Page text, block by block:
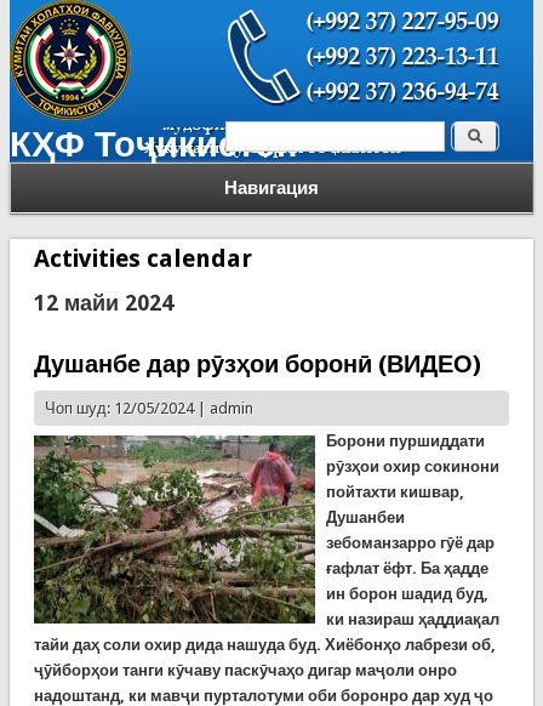
КҲФ Тоҷикистон
Навигация
Форма поиска Поиск
Activities calendar
12 майи 2024
Душанбе дар рӯзҳои боронӣ (ВИДЕО)
Чоп шуд: 12/05/2024 | admin
Борони пуршиддати
рӯзҳои охир сокинони
пойтахти кишвар,
Душанбеи
зебоманзарро гӯё дар
ғафлат ёфт. Ба ҳадде
ин борон шадид буд,
ки назираш ҳаддиақал
тайи даҳ соли охир дида нашуда буд. Хиёбонҳо лабрези об,
ҷӯйборҳои танги кӯчаву паскӯчаҳо дигар маҷоли онро
надоштанд, ки мавҷи пурталотуми оби боронро дар худ ҷо